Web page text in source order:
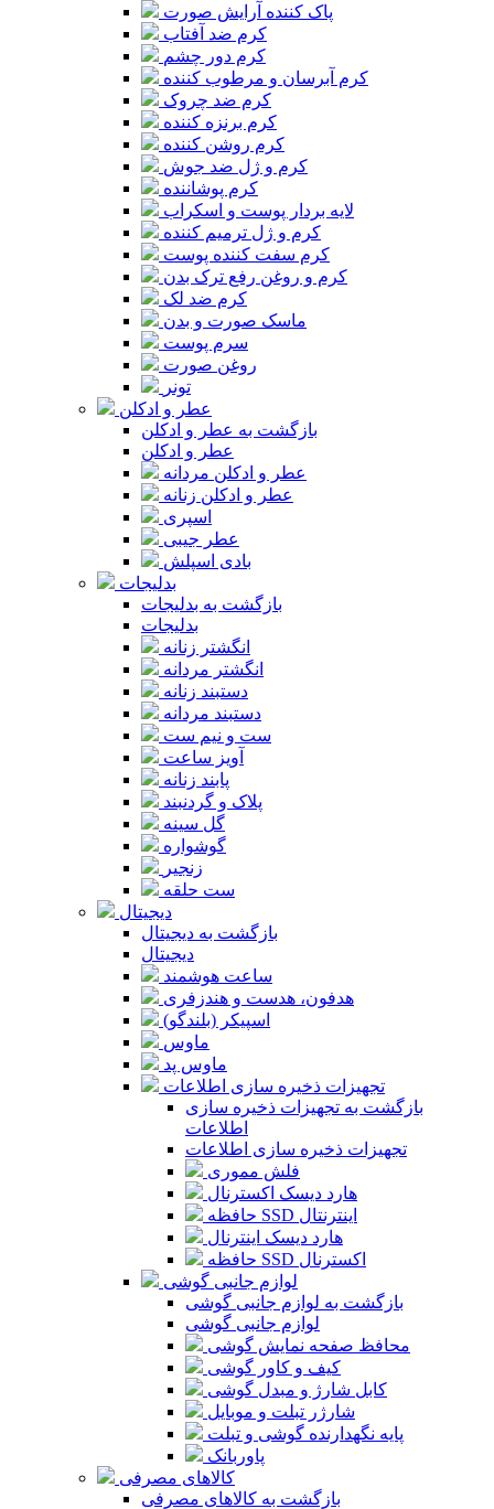
پاک کننده آرایش صورت
کرم ضد آفتاب
کرم دور چشم
کرم آبرسان و مرطوب کننده
کرم ضد چروک
کرم برنزه کننده
کرم روشن کننده
کرم و ژل ضد جوش
کرم پوشاننده
لایه بردار پوست و اسکراب
کرم و ژل ترمیم کننده
کرم سفت کننده پوست
کرم و روغن رفع ترک بدن
کرم ضد لک
ماسک صورت و بدن
سرم پوست
روغن صورت
تونر
عطر و ادکلن
بازگشت به عطر و ادکلن
عطر و ادکلن
عطر و ادکلن مردانه
عطر و ادکلن زنانه
اسپری
عطر جیبی
بادی اسپلش
بدلیجات
بازگشت به بدلیجات
بدلیجات
انگشتر زنانه
انگشتر مردانه
دستبند زنانه
دستبند مردانه
ست و نیم ست
آویز ساعت
پابند زنانه
پلاک و گردنبند
گل سینه
گوشواره
زنجیر
ست حلقه
دیجیتال
بازگشت به دیجیتال
دیجیتال
ساعت هوشمند
هدفون، هدست و هندزفری
اسپیکر (بلندگو)
ماوس
ماوس پد
تجهیزات ذخیره سازی اطلاعات
بازگشت به تجهیزات ذخیره سازی
اطلاعات
تجهیزات ذخیره سازی اطلاعات
فلش مموری
هارد دیسک اکسترنال
حافظه SSD اینترنتال
هارد دیسک اینترنال
حافظه SSD اکسترنال
لوازم جانبی گوشی
بازگشت به لوازم جانبی گوشی
لوازم جانبی گوشی
محافظ صفحه نمایش گوشی
کیف و کاور گوشی
کابل شارژ و مبدل گوشی
شارژر تبلت و موبایل
پایه نگهدارنده گوشی و تبلت
پاوربانک
کالاهای مصرفی
بازگشت به کالاهای مصرفی